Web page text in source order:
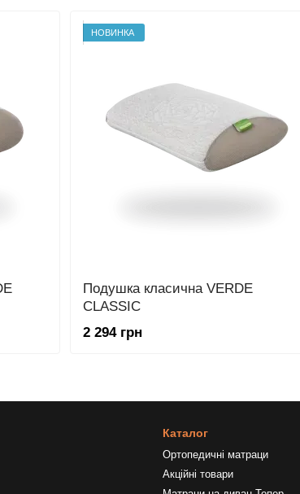
НОВИНКА
Подушка класична VERDE
CLASSIC
2 294 грн
Каталог
Ортопедичні матраци
Акційні товари